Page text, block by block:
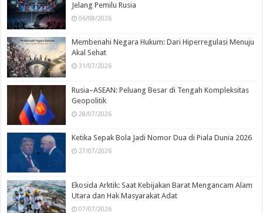
Jelang Pemilu Rusia
06/08/2026
Membenahi Negara Hukum: Dari Hiperregulasi Menuju
Akal Sehat
31/07/2026
Rusia–ASEAN: Peluang Besar di Tengah Kompleksitas
Geopolitik
28/07/2026
Ketika Sepak Bola Jadi Nomor Dua di Piala Dunia 2026
27/07/2026
Ekosida Arktik: Saat Kebijakan Barat Mengancam Alam
Utara dan Hak Masyarakat Adat
07/07/2026